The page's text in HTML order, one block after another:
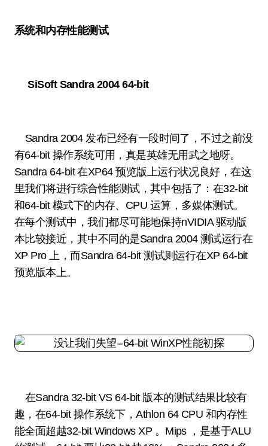
系统和内存性能测试
SiSoft Sandra 2004 64-bit
Sandra 2004 发布已经有一段时间了，不过之前没
有64-bit 操作系统可用，真是英雄无用武之地呀。
Sandra 64-bit 在XP64 预览版上运行状况良好，在这
里我们将进行综合性能测试，其中包括了：在32-bit
和64-bit 模式下的内存、CPU 运算，多媒体测试。
在每个测试中，我们都尽可能地保持nVIDIA 驱动版
本比较接近，其中不同的是Sandra 2004 测试运行在
XP Pro 上，而Sandra 64-bit 测试则运行在XP 64-bit
预览版本上。
在Sandra 32-bit VS 64-bit 版本的测试结果比较有
趣，在64-bit 操作系统下，Athlon 64 CPU 和内存性
能全面超越32-bit Windows XP 。Mips ，是基于ALU